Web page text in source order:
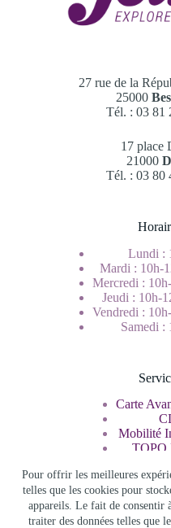
Pour offrir les meilleures
telles que les cookies pour
appareils. Le fait de consentir
traiter des données telles que
27 rue de la
25000
Tél. : 03 81
17 place
21000
Tél. : 03 80
Lundi :
Mardi : 10h-
Mercredi :
Jeudi : 10h-
Vendredi :
Samedi :
Carte
Mobilité
TOPO